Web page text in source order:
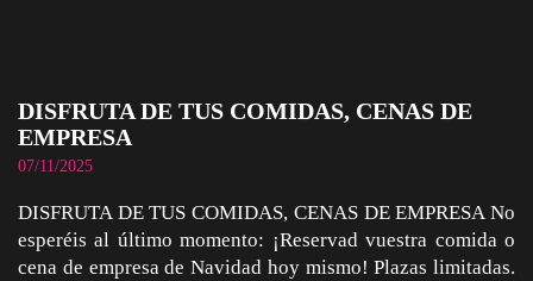
DISFRUTA DE TUS COMIDAS, CENAS DE
EMPRESA
07/11/2025
DISFRUTA DE TUS COMIDAS, CENAS DE EMPRESA No
esperéis al último momento: ¡Reservad vuestra comida o
cena de empresa de Navidad hoy mismo! Plazas limitadas.